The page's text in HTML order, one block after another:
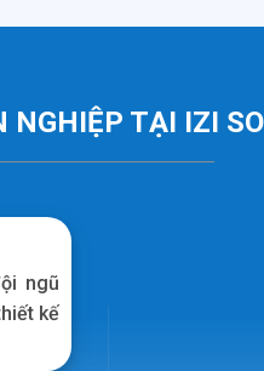
NGHIỆP TẠI IZI
ngũ
kế